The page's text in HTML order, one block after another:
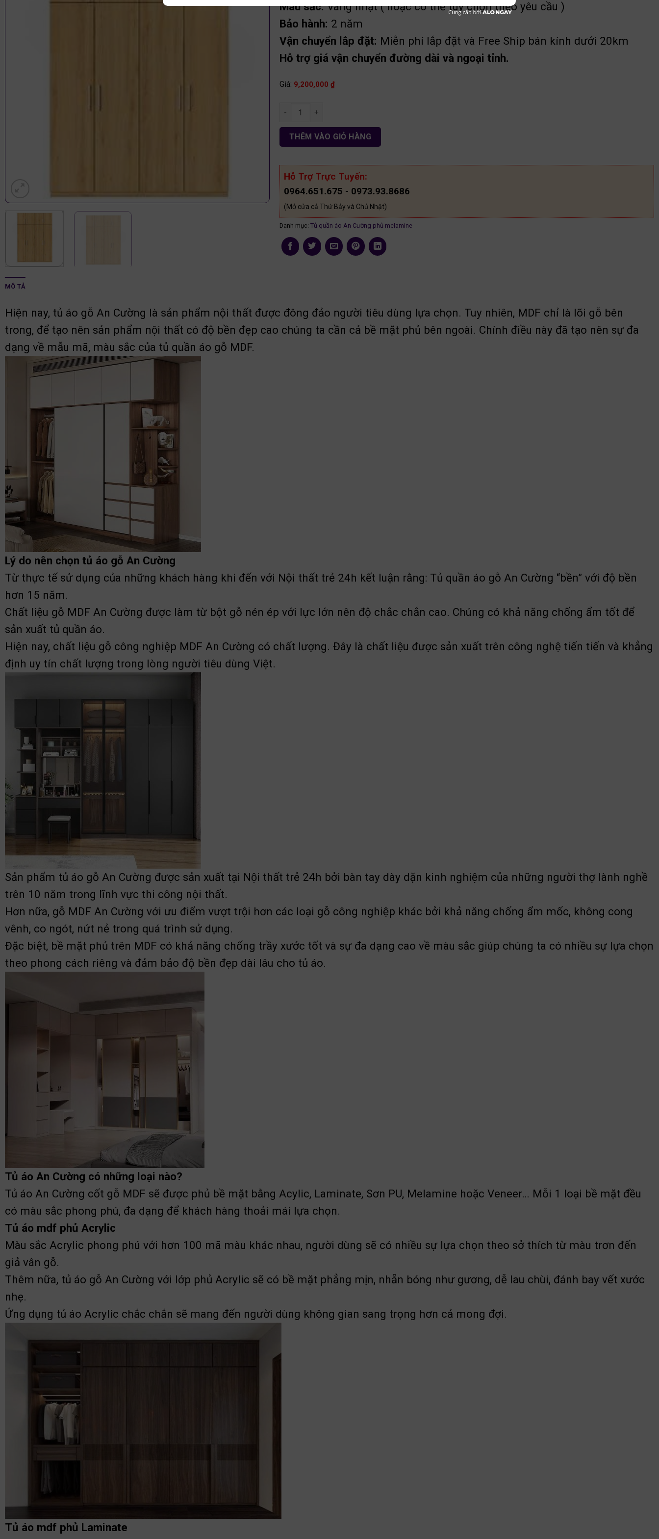
Màu sắc:Vàng nhạt ( hoặc có thể tuỳ chọn theo yêu cầu )
Bảo hành: 2 năm
Vận chuyển lắp đặt: Miễn phí lắp đặt và Free Ship bán kính dưới 20km
Hỗ trợ giá vận chuyển đường dài và ngoại tỉnh.
Giá: 9,200,000 ₫
Tủ áo 4c 2 tầng phủ melamine gỗ An Cường TA139 số lượng
THÊM VÀO GIỎ HÀNG
Hỗ Trợ Trực Tuyến:
0964.651.675 - 0973.93.8686
(Mở cửa cả Thứ Bảy và Chủ Nhật)
Danh mục: Tủ quần áo An Cường phủ melamine
MÔ TẢ
Hiện nay, tủ áo gỗ An Cường là sản phẩm nội thất được đông đảo người tiêu dùng lựa chọn. Tuy nhiên, MDF chỉ là lõi gỗ bên
trong, để tạo nên sản phẩm nội thất có độ bền đẹp cao chúng ta cần cả bề mặt phủ bên ngoài. Chính điều này đã tạo nên sự đa
dạng về mẫu mã, màu sắc của tủ quần áo gỗ MDF.
Lý do nên chọn tủ áo gỗ An Cường
Từ thực tế sử dụng của những khách hàng khi đến với Nội thất trẻ 24h kết luận rằng: Tủ quần áo gỗ An Cường “bền” với độ bền
hơn 15 năm.
Chất liệu gỗ MDF An Cường được làm từ bột gỗ nén ép với lực lớn nên độ chắc chắn cao. Chúng có khả năng chống ẩm tốt để
sản xuất tủ quần áo.
Hiện nay, chất liệu gỗ công nghiệp MDF An Cường có chất lượng. Đây là chất liệu được sản xuất trên công nghệ tiến tiến và khẳng
định uy tín chất lượng trong lòng người tiêu dùng Việt.
Sản phẩm tủ áo gỗ An Cường được sản xuất tại Nội thất trẻ 24h bởi bàn tay dày dặn kinh nghiệm của những người thợ lành nghề
trên 10 năm trong lĩnh vực thi công nội thất.
Hơn nữa, gỗ MDF An Cường với ưu điểm vượt trội hơn các loại gỗ công nghiệp khác bởi khả năng chống ẩm mốc, không cong
vênh, co ngót, nứt nẻ trong quá trình sử dụng.
Đặc biệt, bề mặt phủ trên MDF có khả năng chống trầy xước tốt và sự đa dạng cao về màu sắc giúp chúng ta có nhiều sự lựa chọn
theo phong cách riêng và đảm bảo độ bền đẹp dài lâu cho tủ áo.
Tủ áo An Cường có những loại nào?
Tủ áo An Cường cốt gỗ MDF sẽ được phủ bề mặt bằng Acylic, Laminate, Sơn PU, Melamine hoặc Veneer… Mỗi 1 loại bề mặt đều
có màu sắc phong phú, đa dạng để khách hàng thoải mái lựa chọn.
Tủ áo mdf phủ Acrylic
Màu sắc Acrylic phong phú với hơn 100 mã màu khác nhau, người dùng sẽ có nhiều sự lựa chọn theo sở thích từ màu trơn đến
giả vân gỗ.
Thêm nữa, tủ áo gỗ An Cường với lớp phủ Acrylic sẽ có bề mặt phẳng mịn, nhẵn bóng như gương, dễ lau chùi, đánh bay vết xước
nhẹ.
Ứng dụng tủ áo Acrylic chắc chắn sẽ mang đến người dùng không gian sang trọng hơn cả mong đợi.
Tủ áo mdf phủ Laminate